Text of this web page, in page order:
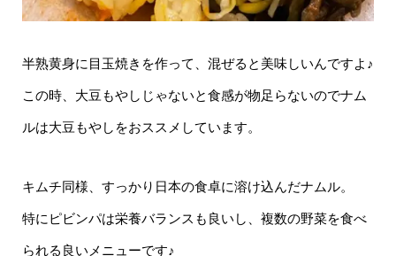
半熟黄身に目玉焼きを作って、混ぜると美味しいんですよ♪
この時、大豆もやしじゃないと食感が物足らないのでナム
ルは大豆もやしをおススメしています。
キムチ同様、すっかり日本の食卓に溶け込んだナムル。
特にピビンパは栄養バランスも良いし、複数の野菜を食べ
られる良いメニューです♪